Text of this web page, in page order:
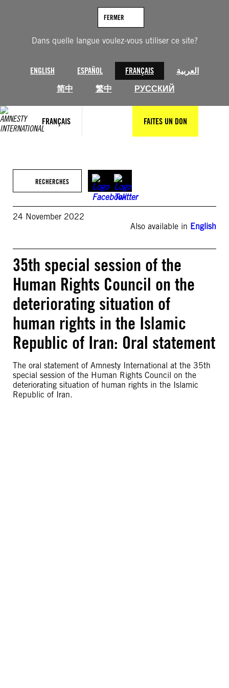
Dans quelle langue voulez-vous utiliser ce site?
ENGLISH ESPAÑOL FRANÇAIS
العربية
简中
繁中 РУССКИЙ
FERMER
FRANÇAIS FAITES UN DON
RECHERCHES
24 November 2022
Also available in English
35th special session of the
Human Rights Council on the
deteriorating situation of
human rights in the Islamic
Republic of Iran: Oral statement
The oral statement of Amnesty International at the 35th
special session of the Human Rights Council on the
deteriorating situation of human rights in the Islamic
Republic of Iran.